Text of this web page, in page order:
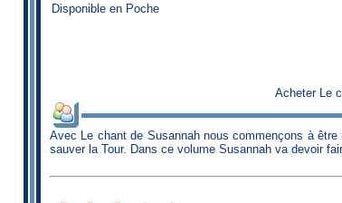
Disponible en Poche
Acheter Le
Avec Le chant de Susannah nous commençons à
sauver la Tour. Dans ce volume Susannah va devoir